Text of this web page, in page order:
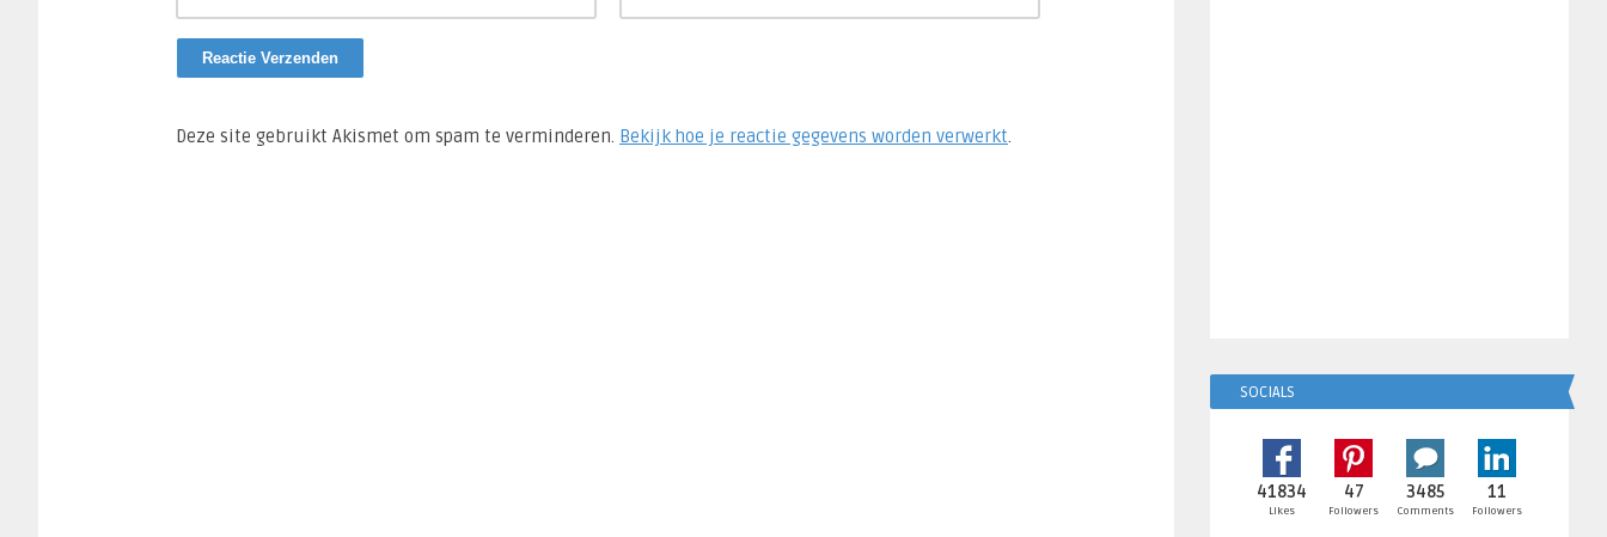
Deze site gebruikt Akismet om spam te verminderen. Bekijk hoe je reactie gegevens worden verwerkt.
SOCIALS
41834
Likes
47
Followers
3485
Comments
11
Followers